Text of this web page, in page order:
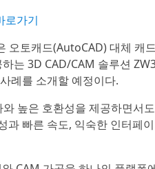
로가기
오토캐드(AutoCAD) 대체 캐
는 3D CAD/CAM 솔루션
례를 소개할 예정이다.
높은 호환성을 제공하면서
과 빠른 속도, 익숙한 인터페